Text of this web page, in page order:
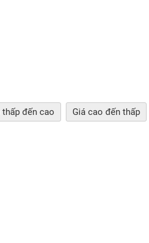
thấp đến cao Giá cao đến thấp